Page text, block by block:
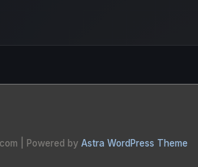
| Powered by Astra WordPress Theme